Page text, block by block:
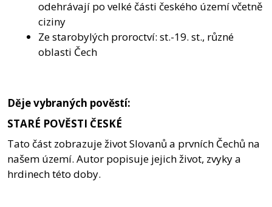
odehrávají po velké části českého území včetně
ciziny
Ze starobylých proroctví: st.-19. st., různé
oblasti Čech
Děje vybraných pověstí:
STARÉ POVĚSTI ČESKÉ
Tato část zobrazuje život Slovanů a prvních Čechů na
našem území. Autor popisuje jejich život, zvyky a
hrdinech této doby.